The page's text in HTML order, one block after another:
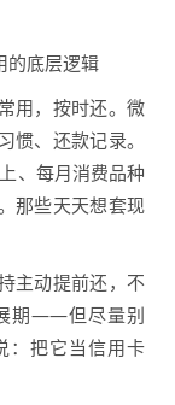
底层逻辑
用，按时还。微
惯、还款记录。
、每月消费品种
那些天天想套现
主动提前还，不
期——但尽量别
：把它当信用卡